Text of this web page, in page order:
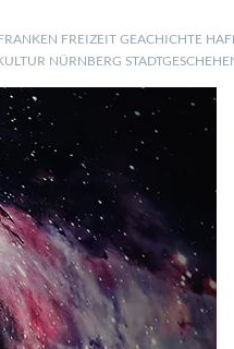
FREIZEIT GEACHICHTE
NÜRNBERG